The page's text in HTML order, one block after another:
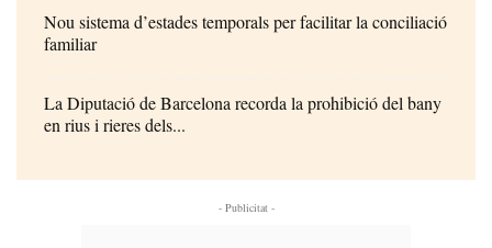
Nou sistema d’estades temporals per facilitar la conciliació
familiar
La Diputació de Barcelona recorda la prohibició del bany
en rius i rieres dels...
- Publicitat -